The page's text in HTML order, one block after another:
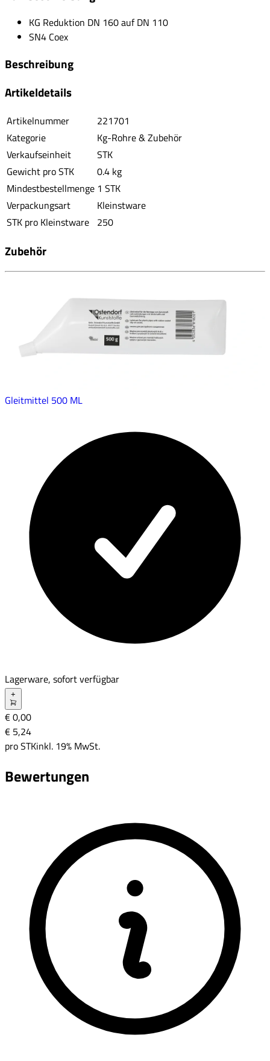
KG Reduktion DN 160 auf DN 110
SN4 Coex
Beschreibung
Artikeldetails
Artikelnummer
221701
Kategorie
Kg-Rohre & Zubehör
Verkaufseinheit
STK
Gewicht pro STK
0.4 kg
Mindestbestellmenge 1 STK
Verpackungsart
Kleinstware
STK pro Kleinstware 250
Zubehör
Gleitmittel 500 ML
Lagerware, sofort verfügbar
€ 0,00
€ 5,24
proSTKinkl. 19% MwSt.
Bewertungen